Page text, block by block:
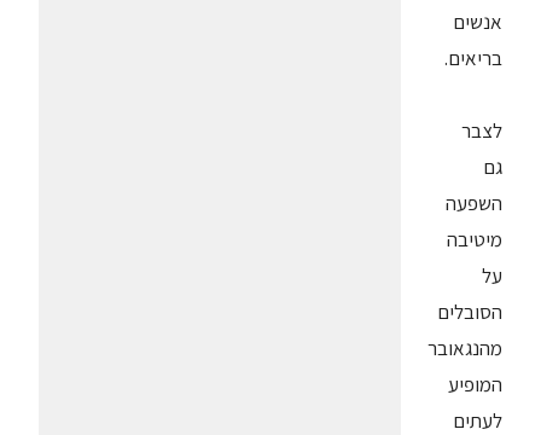
אנשים
בריאים.
לצבר
גם
השפעה
מיטיבה
על
הסובלים
מהנגאובר
המופיע
לעתים